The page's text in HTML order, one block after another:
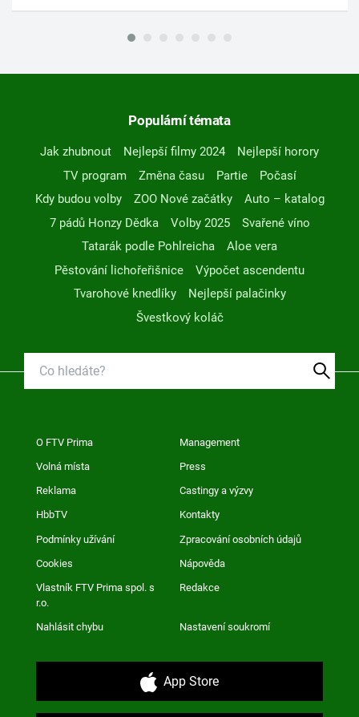
Populární témata
Jak zhubnout Nejlepší filmy 2024
Nejlepší horory
TV program
Změna času Partie
Počasí
Kdy budou volby
ZOO Nové začátky
Auto – katalog
7 pádů Honzy Dědka
Volby 2025
Svařené víno
Tatarák podle Pohlreicha
Aloe vera
Pěstování lichořeřišnice
Výpočet ascendentu
Tvarohové knedlíky
Nejlepší palačinky
Švestkový koláč
O FTV Prima Management
Volná místa Press
Reklama Castingy a výzvy
HbbTV Kontakty
Podmínky užívání Zpracování osobních údajů
Cookies Nápověda
Vlastník FTV Prima spol. s
r.o.
Redakce
Nahlásit chybu Nastavení soukromí
App Store